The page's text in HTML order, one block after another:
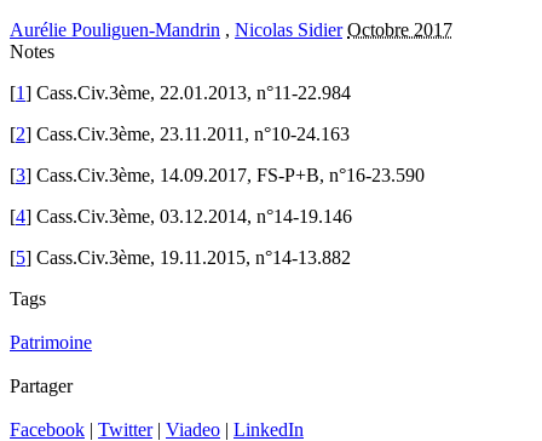
Aurélie Pouliguen-Mandrin , Nicolas Sidier Octobre 2017
Notes
[1] Cass.Civ.3ème, 22.01.2013, n°11-22.984
[2] Cass.Civ.3ème, 23.11.2011, n°10-24.163
[3] Cass.Civ.3ème, 14.09.2017, FS-P+B, n°16-23.590
[4] Cass.Civ.3ème, 03.12.2014, n°14-19.146
[5] Cass.Civ.3ème, 19.11.2015, n°14-13.882
Tags
Patrimoine
Partager
Facebook | Twitter| Viadeo | LinkedIn